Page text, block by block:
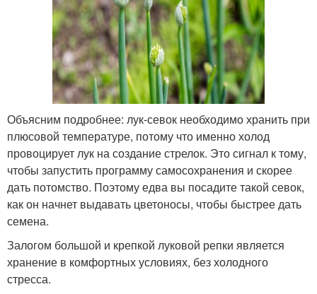
Объясним подробнее: лук-севок необходимо хранить при
плюсовой температуре, потому что именно холод
провоцирует лук на создание стрелок. Это сигнал к тому,
чтобы запустить программу самосохранения и скорее
дать потомство. Поэтому едва вы посадите такой севок,
как он начнет выдавать цветоносы, чтобы быстрее дать
семена.
Залогом большой и крепкой луковой репки является
хранение в комфортных условиях, без холодного
стресса.